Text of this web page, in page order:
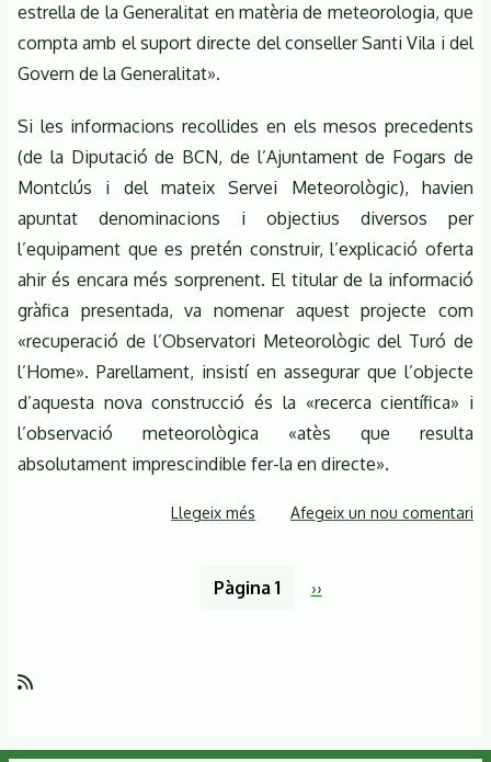
estrella de la Generalitat en matèria de meteorologia, que
compta amb el suport directe del conseller Santi Vila i del
Govern de la Generalitat».
Si les informacions recollides en els mesos precedents
(de la Diputació de BCN, de l’Ajuntament de Fogars de
Montclús i del mateix Servei Meteorològic), havien
apuntat denominacions i objectius diversos per
l’equipament que es pretén construir, l’explicació oferta
ahir és encara més sorprenent. El titular de la informació
gràfica presentada, va nomenar aquest projecte com
«recuperació de l’Observatori Meteorològic del Turó de
l’Home». Parellament, insistí en assegurar que l’objecte
d’aquesta nova construcció és la «recerca científica» i
l’observació meteorològica «atès que resulta
absolutament imprescindible fer-la en directe».
Llegeix més sobre
la
Afegeix un nou comentari
Pàgina 1
Pàgina
››